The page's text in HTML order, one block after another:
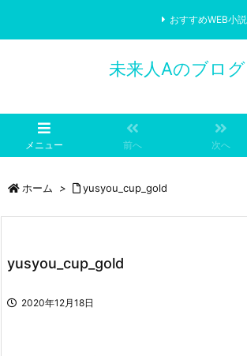
未来人Aのブログ
メニュー 前へ 次へ
おすすめWEB小説
ホーム > yusyou_cup_gold
yusyou_cup_gold
2020年12月18日